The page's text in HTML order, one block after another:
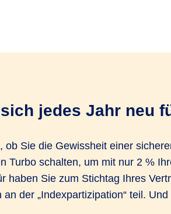
jedes Jahr neu
ob Sie die Gewissheit einer
Turbo schalten, um mit nur 2 %
haben Sie zum Stichtag Ihres
der „Indexpartizipation“ teil.